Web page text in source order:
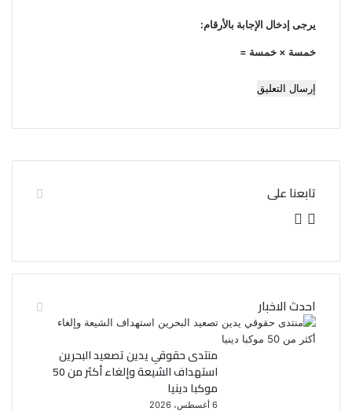
يرجى إدخال الإجابة بالأرقام:
خمسة × خمسة =
تابعنا على
ف
ب
و
ت
ر
احدث الاخبار
منتدى حقوقي يدين تصعيد البحرين
استهداف الشيعة وإلغاء أكثر من 50
موكبا دينيا
6 أغسطس، 2026